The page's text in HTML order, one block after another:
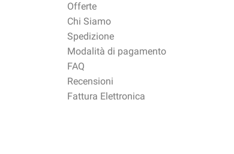
Offerte
Chi Siamo
Spedizione
Modalità di pagamento
FAQ
Recensioni
Fattura Elettronica